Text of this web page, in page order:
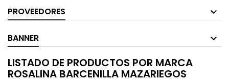
PROVEEDORES
BANNER
LISTADO DE PRODUCTOS POR MARCA
ROSALINA BARCENILLA MAZARIEGOS